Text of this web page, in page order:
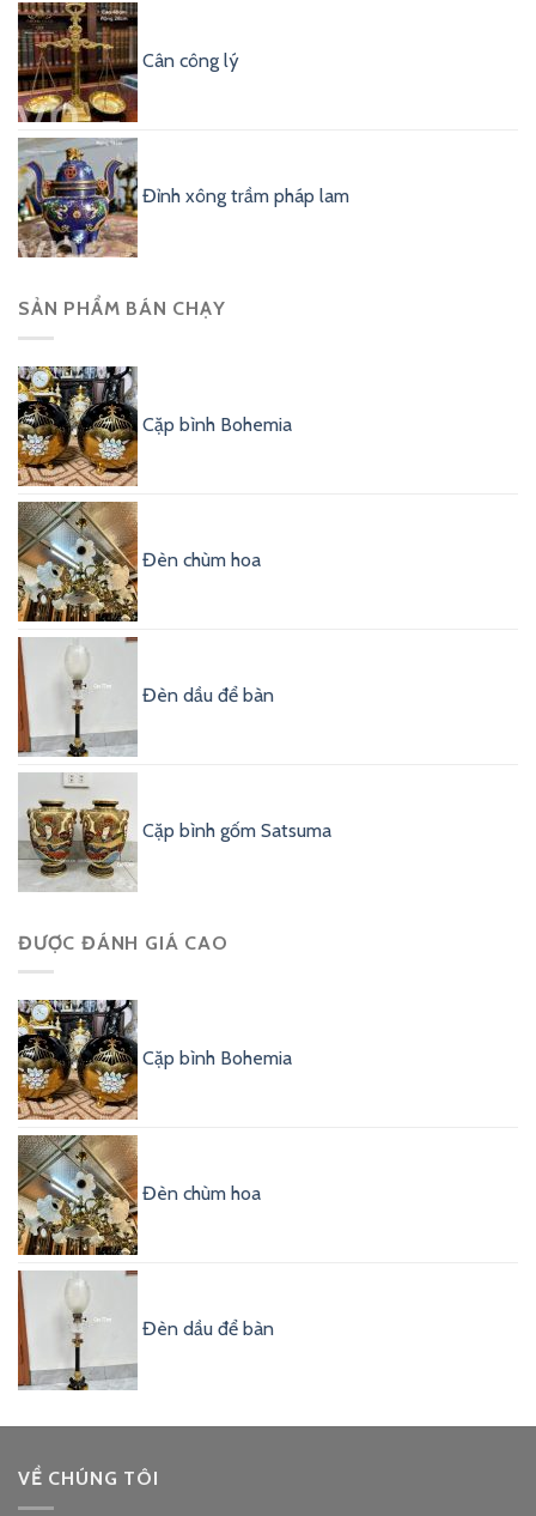
Cân công lý
Đỉnh xông trầm pháp lam
SẢN PHẨM BÁN CHẠY
Cặp bình Bohemia
Đèn chùm hoa
Đèn dầu để bàn
Cặp bình gốm Satsuma
ĐƯỢC ĐÁNH GIÁ CAO
Cặp bình Bohemia
Đèn chùm hoa
Đèn dầu để bàn
VỀ CHÚNG TÔI